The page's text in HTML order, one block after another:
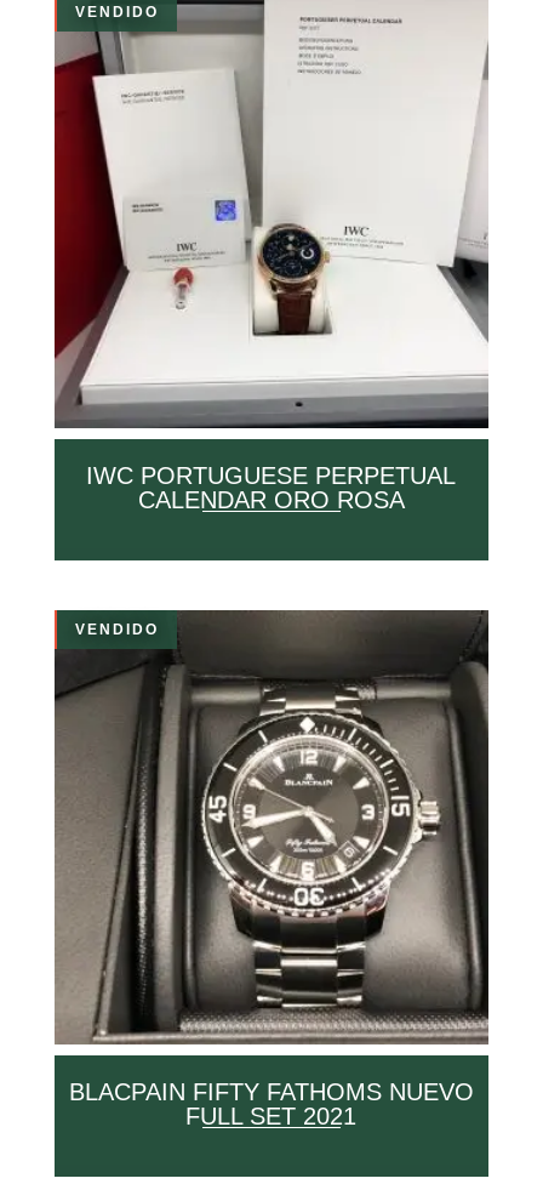
VENDIDO
IWC PORTUGUESE PERPETUAL
CALENDAR ORO ROSA
VENDIDO
BLACPAIN FIFTY FATHOMS NUEVO
FULL SET 2021